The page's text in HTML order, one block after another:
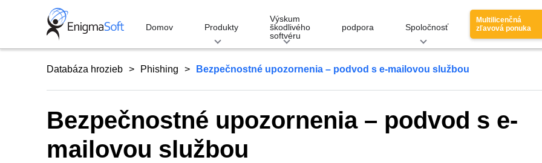
Domov Produkty
Výskum
škodlivého
softvéru
podpora Spoločnosť
Multilicenčná
zľavová ponuka
Databáza hrozieb Phishing Bezpečnostné upozornenia – podvod s e-mailovou službou
Bezpečnostné upozornenia – podvod s e-
mailovou službou